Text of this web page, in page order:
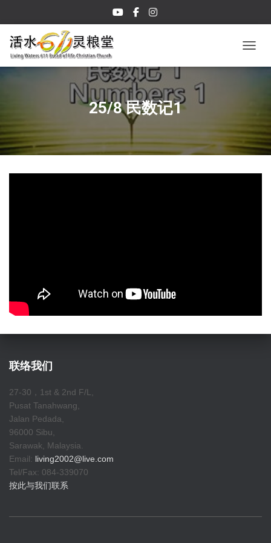
25/8 民数记1
联络我们
27-30，1st & 2nd F/L,
Pusat Tanahwang,
Jalan Pedada,
96000 Sibu,
Sarawak, Malaysia.
Email: living2002@live.com
Tel/Fax: 084-339070
按此与我们联系